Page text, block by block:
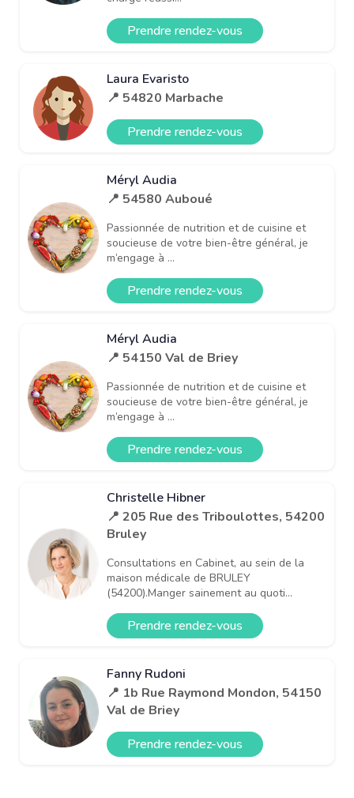
Prendre rendez-vous
Laura Evaristo
📍 54820 Marbache
Prendre rendez-vous
Méryl Audia
📍 54580 Auboué
Passionnée de nutrition et de cuisine et
soucieuse de votre bien-être général, je
m’engage à ...
Prendre rendez-vous
Méryl Audia
📍 54150 Val de Briey
Passionnée de nutrition et de cuisine et
soucieuse de votre bien-être général, je
m’engage à ...
Prendre rendez-vous
Christelle Hibner
📍 205 Rue des Triboulottes, 54200
Bruley
Consultations en Cabinet, au sein de la
maison médicale de BRULEY
(54200).Manger sainement au quoti...
Prendre rendez-vous
Fanny Rudoni
📍 1b Rue Raymond Mondon, 54150
Val de Briey
Prendre rendez-vous